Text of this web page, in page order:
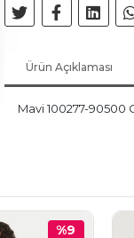
Ürün Açıklaması
Mavi 100277-90500
%9